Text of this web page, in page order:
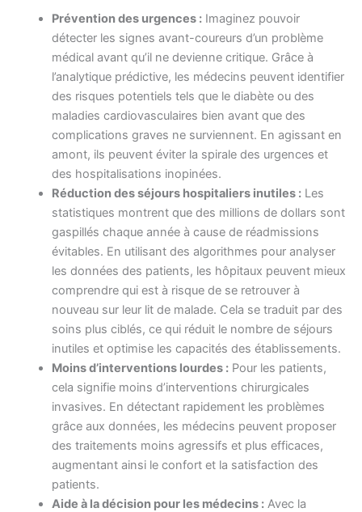
Prévention des urgences :Imaginez pouvoir
détecter les signes avant-coureurs d’un problème
médical avant qu’il ne devienne critique. Grâce à
l’analytique prédictive, les médecins peuvent identifier
des risques potentiels tels que le diabète ou des
maladies cardiovasculaires bien avant que des
complications graves ne surviennent. En agissant en
amont, ils peuvent éviter la spirale des urgences et
des hospitalisations inopinées.
Réduction des séjours hospitaliers inutiles :Les
statistiques montrent que des millions de dollars sont
gaspillés chaque année à cause de réadmissions
évitables. En utilisant des algorithmes pour analyser
les données des patients, les hôpitaux peuvent mieux
comprendre qui est à risque de se retrouver à
nouveau sur leur lit de malade. Cela se traduit par des
soins plus ciblés, ce qui réduit le nombre de séjours
inutiles et optimise les capacités des établissements.
Moins d’interventions lourdes :Pour les patients,
cela signifie moins d’interventions chirurgicales
invasives. En détectant rapidement les problèmes
grâce aux données, les médecins peuvent proposer
des traitements moins agressifs et plus efficaces,
augmentant ainsi le confort et la satisfaction des
patients.
Aide à la décision pour les médecins :Avec la